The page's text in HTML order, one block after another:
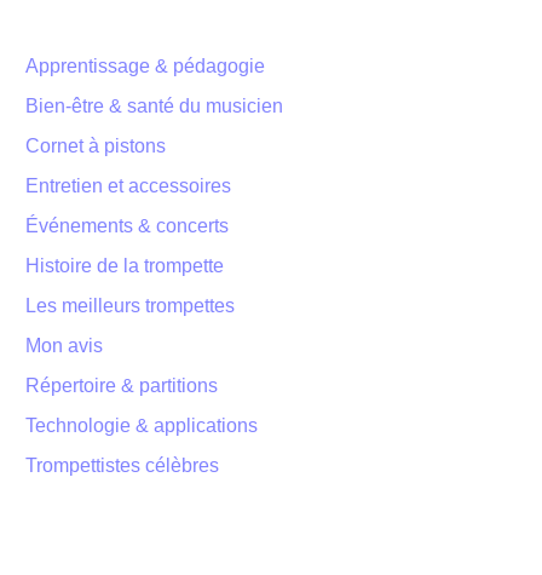
Apprentissage & pédagogie
Bien-être & santé du musicien
Cornet à pistons
Entretien et accessoires
Événements & concerts
Histoire de la trompette
Les meilleurs trompettes
Mon avis
Répertoire & partitions
Technologie & applications
Trompettistes célèbres